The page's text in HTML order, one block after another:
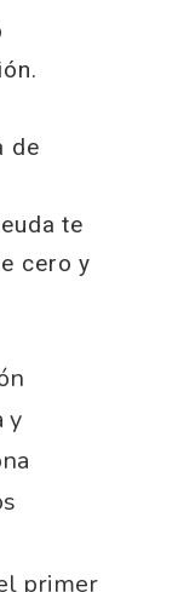
de
te
cero y
y
primer